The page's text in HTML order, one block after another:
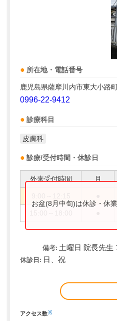
所在地・電話番号
鹿児島県薩摩川内市東大小路
0996-22-9412
診療科目
皮膚科
診療/受付時間・休診日
外来受付時間 月
お盆(8月中旬)は休診・休
備考: 土曜日 院長先生
休診日: 日、祝
アクセス数※